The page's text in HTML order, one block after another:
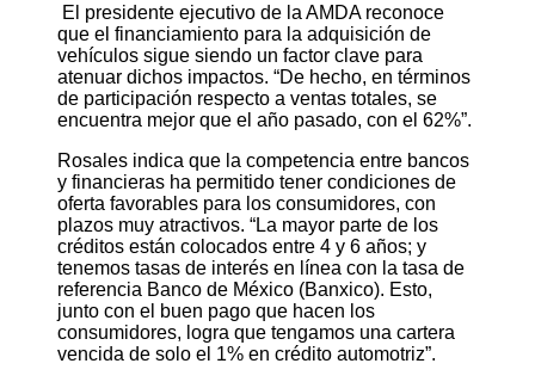
El presidente ejecutivo de la AMDA reconoce
que el financiamiento para la adquisición de
vehículos sigue siendo un factor clave para
atenuar dichos impactos. “De hecho, en términos
de participación respecto a ventas totales, se
encuentra mejor que el año pasado, con el 62%”.
Rosales indica que la competencia entre bancos
y financieras ha permitido tener condiciones de
oferta favorables para los consumidores, con
plazos muy atractivos. “La mayor parte de los
créditos están colocados entre 4 y 6 años; y
tenemos tasas de interés en línea con la tasa de
referencia Banco de México (Banxico). Esto,
junto con el buen pago que hacen los
consumidores, logra que tengamos una cartera
vencida de solo el 1% en crédito automotriz”.